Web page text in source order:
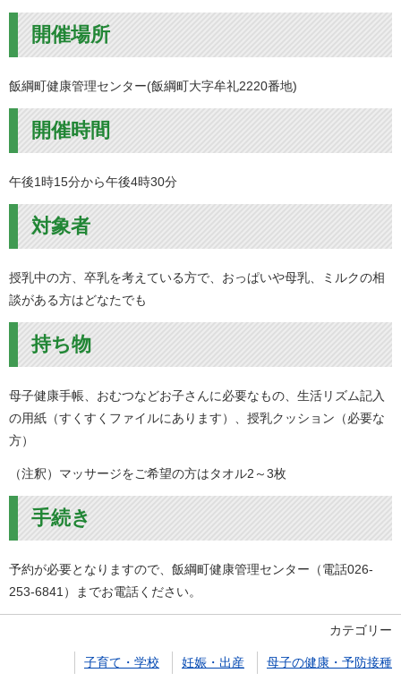
開催場所
飯綱町健康管理センター(飯綱町大字牟礼2220番地)
開催時間
午後1時15分から午後4時30分
対象者
授乳中の方、卒乳を考えている方で、おっぱいや母乳、ミルクの相
談がある方はどなたでも
持ち物
母子健康手帳、おむつなどお子さんに必要なもの、生活リズム記入
の用紙（すくすくファイルにあります）、授乳クッション（必要な
方）
（注釈）マッサージをご希望の方はタオル2～3枚
手続き
予約が必要となりますので、飯綱町健康管理センター（電話026-
253-6841）までお電話ください。
カテゴリー
子育て・学校 妊娠・出産 母子の健康・予防接種